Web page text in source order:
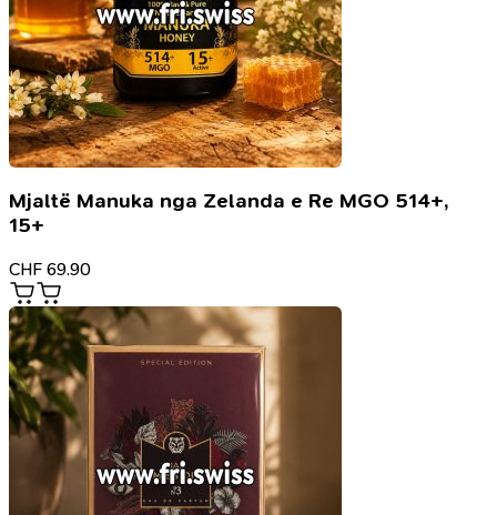
Mjaltë Manuka nga Zelanda e Re MGO 514+,
15+
CHF 69.90